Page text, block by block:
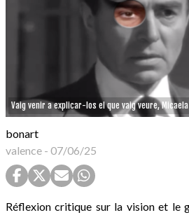
Vaig venir a explicar-los el que vaig veure,
bonart
valence - 07/06/25
Réflexion critique sur la vision et le